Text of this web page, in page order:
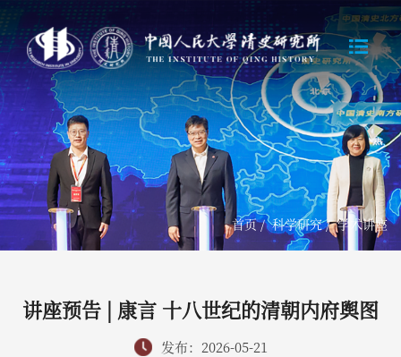
首页/科学研究/学术讲座
讲座预告 | 康言 十八世纪的清朝内府舆图
发布：2026-05-21